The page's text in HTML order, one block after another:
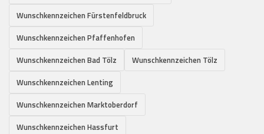
Wunschkennzeichen Fürstenfeldbruck
Wunschkennzeichen Pfaffenhofen
Wunschkennzeichen Bad Tölz
Wunschkennzeichen Tölz
Wunschkennzeichen Lenting
Wunschkennzeichen Marktoberdorf
Wunschkennzeichen Hassfurt